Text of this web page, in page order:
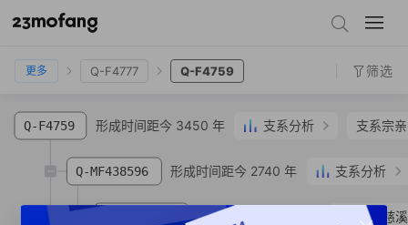
Q-Y542
更多 Q-F4777 Q-F4759 筛选
Q-F4759 形成时间距今 3450 年 支系分析 支系宗亲
Q-MF438596 形成时间距今 2740 年 支系分析
形成时间距今 450 年 浙江慈